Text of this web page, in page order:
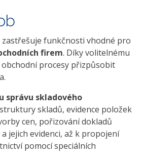
zastřešuje funkčnosti vhodné pro
firem. Díky volitelnému
procesy přizpůsobit
správu skladového
skladů, evidence položek
cen, pořizování dokladů
jejich evidenci, až k propojení
pomocí speciálních